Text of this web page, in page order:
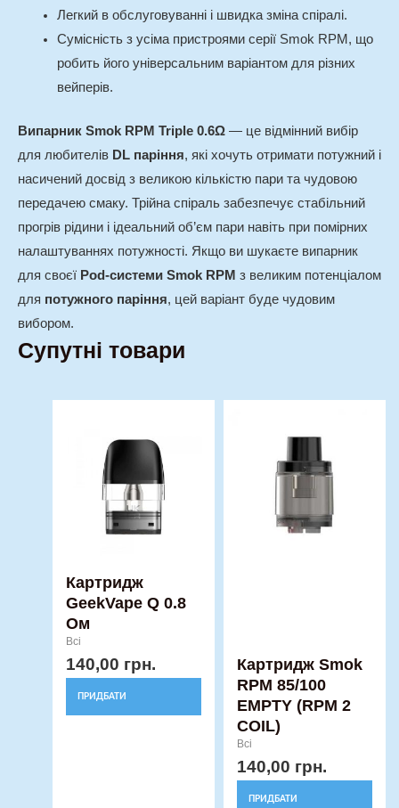
Легкий в обслуговуванні і швидка зміна спіралі.
Сумісність з усіма пристроями серії Smok RPM, що
робить його універсальним варіантом для різних
вейперів.
Випарник Smok RPM Triple 0.6Ω — це відмінний вибір
для любителів DL паріння, які хочуть отримати потужний і
насичений досвід з великою кількістю пари та чудовою
передачею смаку. Трійна спіраль забезпечує стабільний
прогрів рідини і ідеальний об’єм пари навіть при помірних
налаштуваннях потужності. Якщо ви шукаєте випарник
для своєї Pod-системи Smok RPM з великим потенціалом
для потужного паріння, цей варіант буде чудовим
вибором.
Супутні товари
Картридж
GeekVape Q 0.8
Ом
Всі
140,00 грн.
ПРИДБАТИ
Картридж Smok
RPM 85/100
EMPTY (RPM 2
COIL)
Всі
140,00 грн.
ПРИДБАТИ